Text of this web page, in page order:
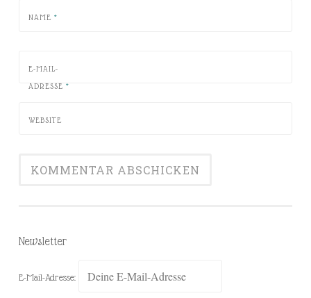
NAME *
E-MAIL-
ADRESSE *
WEBSITE
Newsletter
E-Mail-Adresse: